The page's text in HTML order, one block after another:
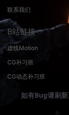
联系我们
B站链接
虚线Motion
CG补习班
CG动态补习班
如有Bug请刷